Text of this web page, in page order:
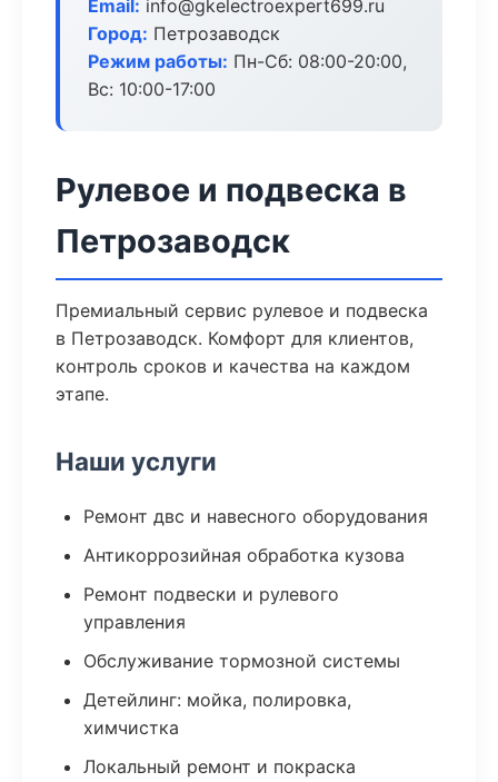
Email: info@gkelectroexpert699.ru
Город: Петрозаводск
Режим работы: Пн-Сб: 08:00-20:00,
Вс: 10:00-17:00
Рулевое и подвеска в
Петрозаводск
Премиальный сервис рулевое и подвеска
в Петрозаводск. Комфорт для клиентов,
контроль сроков и качества на каждом
этапе.
Наши услуги
Ремонт двс и навесного оборудования
Антикоррозийная обработка кузова
Ремонт подвески и рулевого
управления
Обслуживание тормозной системы
Детейлинг: мойка, полировка,
химчистка
Локальный ремонт и покраска